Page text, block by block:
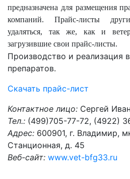
предназначена для размещения
компаний. Прайс-листы
удаляться, так же, как и
загрузившие свои прайс-листы.
Производство и реализация
препаратов.
Скачать прайс-лист
Контактное лицо: Сергей
Тел.: (499)705-77-72, (4922)
Адрес: 600901, г. Владимир,
Станционная, д. 45
Веб-сайт: www.vet-bfg33.ru